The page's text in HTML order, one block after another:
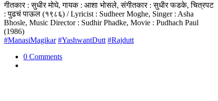
गीतकार : सुधीर मोघे, गायक : आशा भोसले, संगीतकार : सुधीर फडके, चित्रपट
: पुढचं पाऊल (१९८६) / Lyricist : Sudheer Moghe, Singer : Asha
Bhosle, Music Director : Sudhir Phadke, Movie : Pudhach Paul
(1986)
#ManasiMagikar #YashwantDutt #Rajdutt
0 Comments